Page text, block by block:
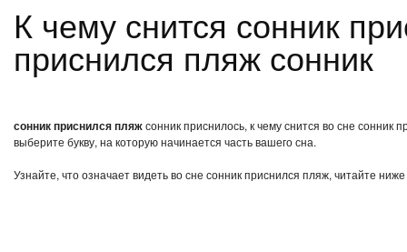
К чему снится сонник приснился пляж? сонник
приснился пляж сонник
сонник приснился пляжсонник приснилось, к чему снится во сне
выберите букву, на которую начинается часть вашего сна.
Узнайте, что означает видеть во сне сонник приснился пляж, читайте